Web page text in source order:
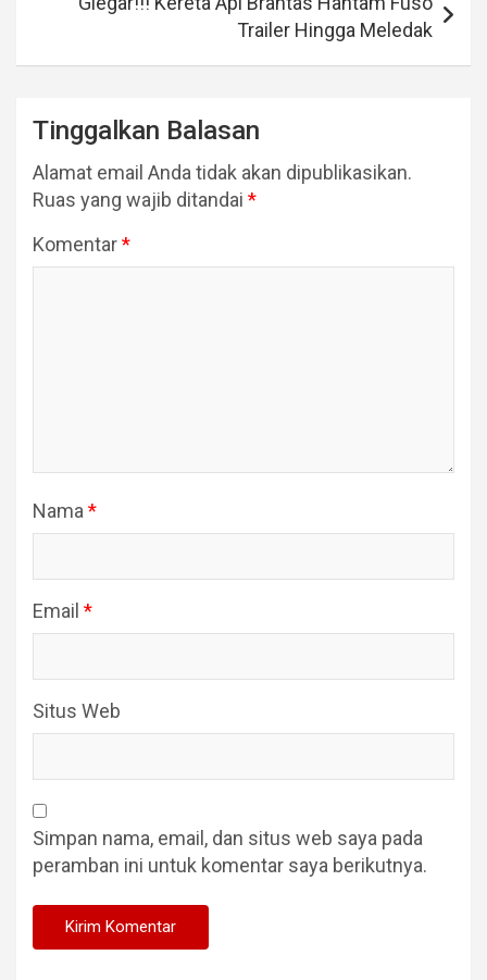
Trailer Hingga Meledak
Tinggalkan Balasan
Alamat email Anda tidak akan dipublikasikan.
Ruas yang wajib ditandai *
Komentar*
Nama *
Email *
Situs Web
Simpan nama, email, dan situs web saya pada
peramban ini untuk komentar saya berikutnya.